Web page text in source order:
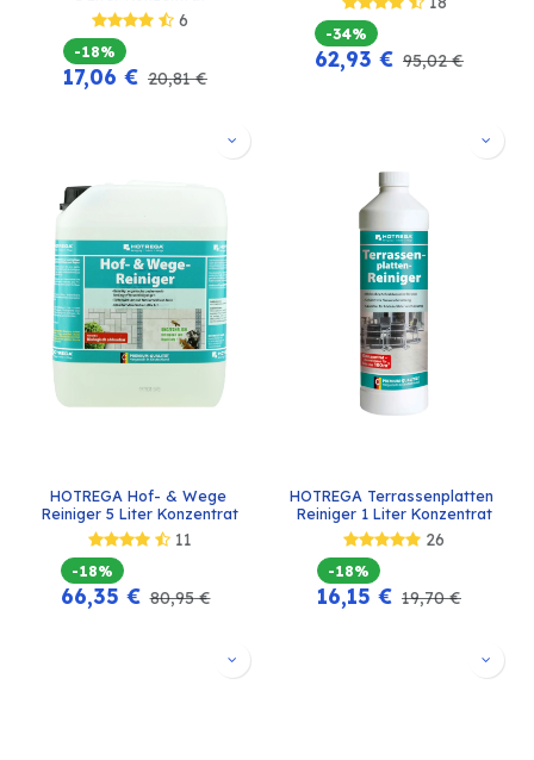
6
-18%
17,06 € 20,81€
-34%
62,93 € 95,02€
HOTREGA Hof- & Wege
Reiniger 5 Liter Konzentrat
11
-18%
66,35 € 80,95€
HOTREGA Terrassenplatten
Reiniger 1 Liter Konzentrat
26
-18%
16,15 € 19,70€